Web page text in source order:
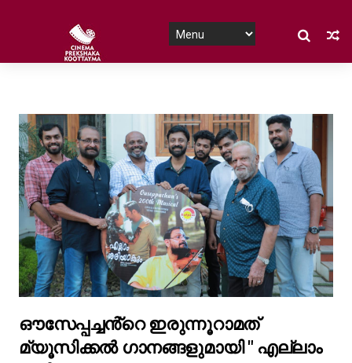
ഔസേപ്പച്ചൻ്റെ ഇരുന്നൂറാമത്
മ്യൂസിക്കൽ ഗാനങ്ങളുമായി " എല്ലാം